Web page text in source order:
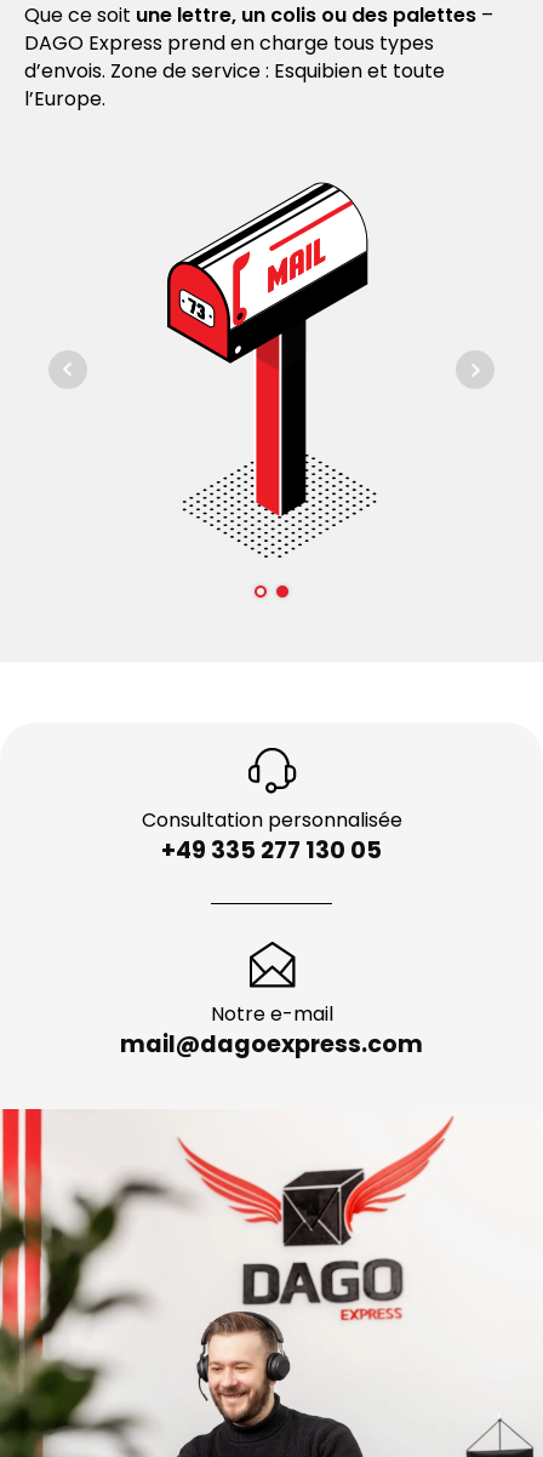
Que ce soit une lettre, un colis ou des palettes –
DAGO Express prend en charge tous types
d’envois. Zone de service : Esquibien et toute
l’Europe.
Consultation personnalisée
+49 335 277 130 05
Notre e-mail
mail@dagoexpress.com